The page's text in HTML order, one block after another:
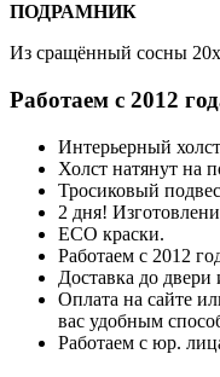
ПОДРАМНИК
Из сращённый сосны
Работаем с 2012
Интерьерный
Холст натянут на
Тросиковый
2 дня!
ECO краски.
Работаем с 2012
Доставка до
Оплата на сайте
вас удобным
Работаем с юр.